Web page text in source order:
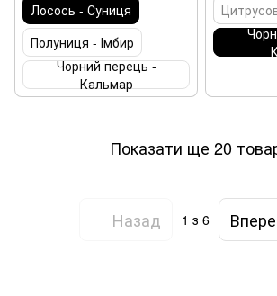
Лосось - Суниця
Полуниця - Імбир
Чорний перець -
Кальмар
Показати ще 20
Назад 1 з 6